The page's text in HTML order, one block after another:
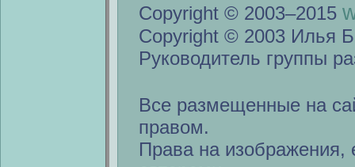
Copyright © 2003–2015
Copyright © 2003 Илья
Руководитель группы
Все размещенные на
правом.
Права на изображения,